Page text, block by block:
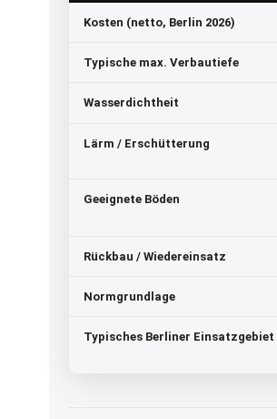
Kosten (netto, Berlin 2026)
Typische max. Verbautiefe
Wasserdichtheit
Lärm / Erschütterung
Geeignete Böden
Rückbau / Wiedereinsatz
Normgrundlage
Typisches Berliner Einsatzgebiet